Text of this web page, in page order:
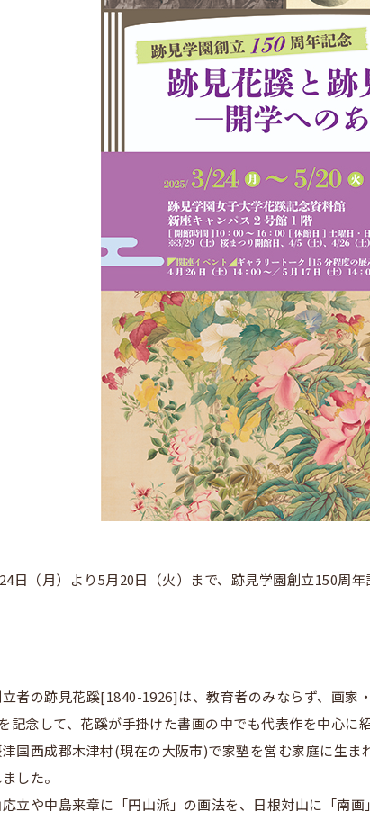
日（月）より5月20日（火）まで、跡見学園創立150
者の跡見花蹊[1840-1926]は、教育者のみならず、画家
記念して、花蹊が手掛けた書画の中でも代表作を中心
国西成郡木津村(現在の大阪市)で家塾を営む家庭に生
した。
立や中島来章に「円山派」の画法を、日根対山に「南